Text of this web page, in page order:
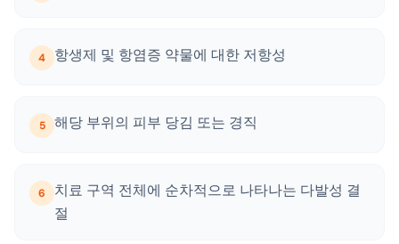
4 항생제 및 항염증 약물에 대한 저항성
5 해당 부위의 피부 당김 또는 경직
6
치료 구역 전체에 순차적으로 나타나는 다발성 결
절